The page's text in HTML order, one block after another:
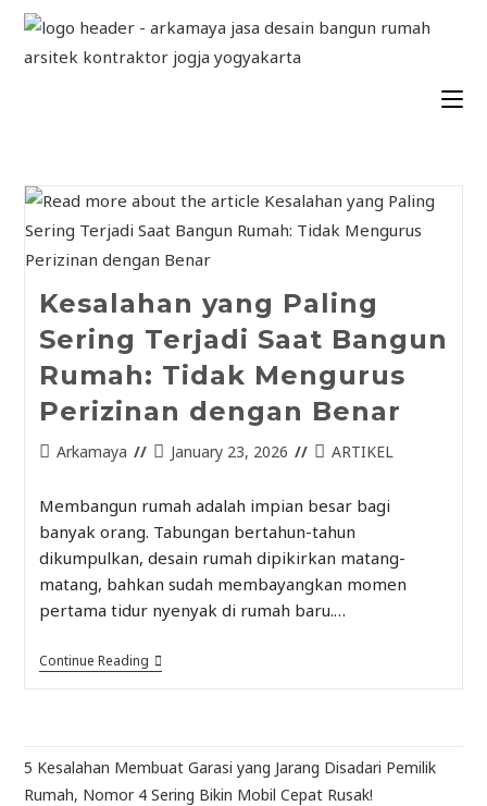
Kesalahan yang Paling
Sering Terjadi Saat Bangun
Rumah: Tidak Mengurus
Perizinan dengan Benar
Arkamaya January 23, 2026 ARTIKEL
Membangun rumah adalah impian besar bagi
banyak orang. Tabungan bertahun-tahun
dikumpulkan, desain rumah dipikirkan matang-
matang, bahkan sudah membayangkan momen
pertama tidur nyenyak di rumah baru.…
Continue Reading
5 Kesalahan Membuat Garasi yang Jarang Disadari Pemilik
Rumah, Nomor 4 Sering Bikin Mobil Cepat Rusak!